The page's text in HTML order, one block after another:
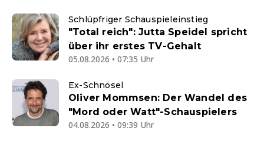
Schlüpfriger Schauspieleinstieg
"Total reich": Jutta Speidel spricht
über ihr erstes TV-Gehalt
05.08.2026 • 07:35 Uhr
Ex-Schnösel
Oliver Mommsen: Der Wandel des
"Mord oder Watt"-Schauspielers
04.08.2026 • 09:39 Uhr